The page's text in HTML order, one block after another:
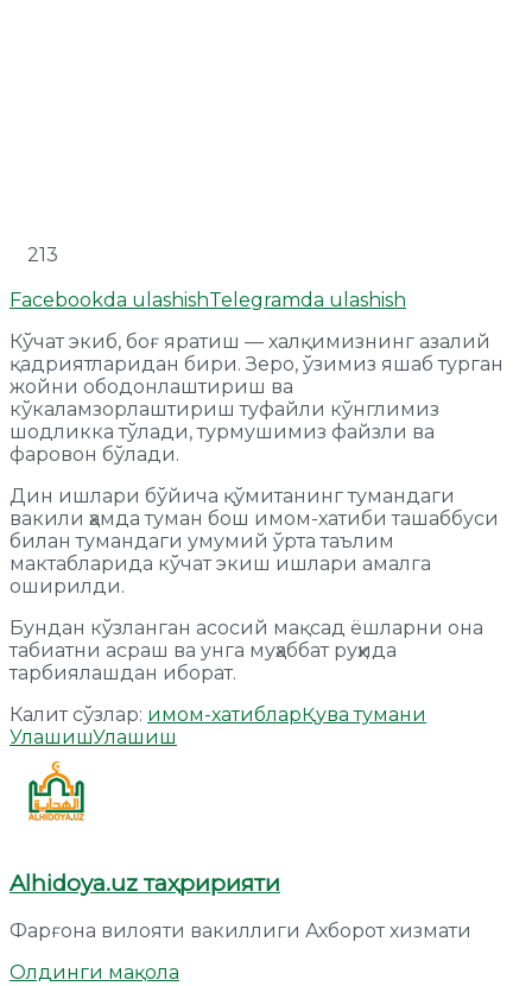
213
Facebookda ulashishTelegramda ulashish
Кўчат экиб, боғ яратиш — халқимизнинг азалий
қадриятларидан бири. Зеро, ўзимиз яшаб турган
жойни ободонлаштириш ва
кўкаламзорлаштириш туфайли кўнглимиз
шодликка тўлади, турмушимиз файзли ва
фаровон бўлади.
Дин ишлари бўйича қўмитанинг тумандаги
вакили ҳамда туман бош имом-хатиби ташаббуси
билан тумандаги умумий ўрта таълим
мактабларида кўчат экиш ишлари амалга
оширилди.
Бундан кўзланган асосий мақсад ёшларни она
табиатни асраш ва унга муҳаббат руҳида
тарбиялашдан иборат.
Калит сўзлар: имом-хатибларҚува тумани
УлашишУлашиш
Alhidoya.uz таҳририяти
Фарғона вилояти вакиллиги Ахборот хизмати
Олдинги мақола